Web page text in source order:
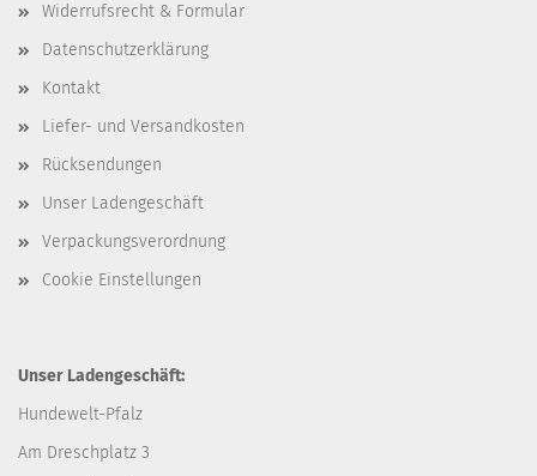
Widerrufsrecht & Formular
Datenschutzerklärung
Kontakt
Liefer- und Versandkosten
Rücksendungen
Unser Ladengeschäft
Verpackungsverordnung
Cookie Einstellungen
Unser Ladengeschäft:
Hundewelt-Pfalz
Am Dreschplatz 3